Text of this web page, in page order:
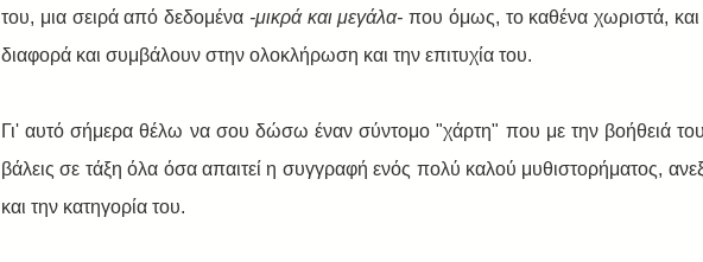
του, μια σειρά από δεδομένα -μικρά και μεγάλα- που όμως, το καθένα χωριστά, και
διαφορά και συμβάλουν στην ολοκλήρωση και την επιτυχία του.
Γι' αυτό σήμερα θέλω να σου δώσω έναν σύντομο "χάρτη" που με την βοήθειά
βάλεις σε τάξη όλα όσα απαιτεί η συγγραφή ενός πολύ καλού μυθιστορήματος,
και την κατηγορία του.